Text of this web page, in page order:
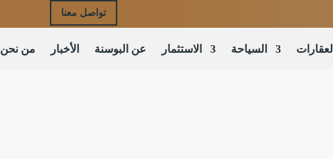
تواصل معنا
العقارات السياحة الاستثمار عن البوسنة الأخبار من نحن